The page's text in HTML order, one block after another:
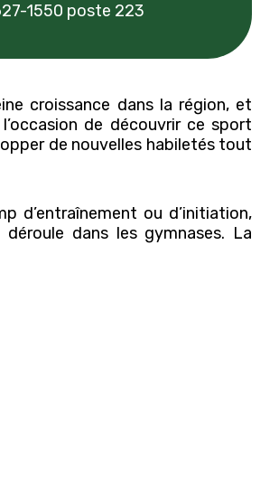
1550 poste 223
croissance dans la région, et
de découvrir ce sport
de nouvelles habiletés tout
d’entraînement ou d’initiation,
dans les gymnases. La